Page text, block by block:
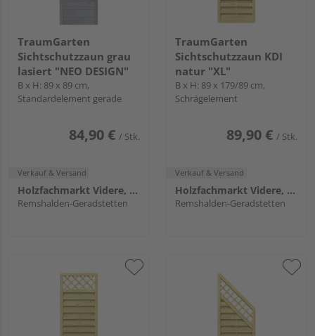
TraumGarten
Sichtschutzzaun grau
lasiert "NEO DESIGN"
B x H: 89 x 89 cm,
Standardelement gerade
84,90 € / Stk.
Verkauf & Versand
Holzfachmarkt Videre, Remshalden
Remshalden-Geradstetten
TraumGarten
Sichtschutzzaun KDI
natur "XL"
B x H: 89 x 179/89 cm,
Schrägelement
89,90 € / Stk.
Verkauf & Versand
Holzfachmarkt Videre, Remshalden
Remshalden-Geradstetten